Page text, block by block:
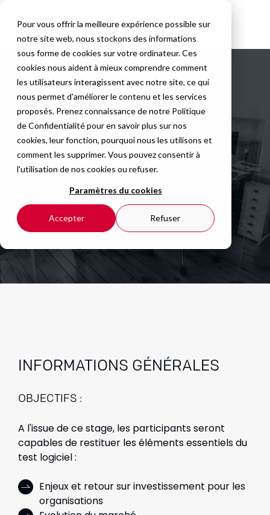
Pour vous offrir la meilleure expérience possible sur
notre site web, nous stockons des informations
sous forme de cookies sur votre ordinateur. Ces
cookies nous aident à mieux comprendre comment
les utilisateurs interagissent avec notre site, ce qui
nous permet d'améliorer le contenu et les services
proposés. Prenez connaissance de notre Politique
de Confidentialitépour en savoir plus sur nos
cookies, leur fonction, pourquoi nous les utilisons et
comment les supprimer. Vous pouvez consentir à
l'utilisation de nos cookies ou refuser.
Paramètres du cookies
Accepter Refuser
L'ESSENTIEL DU TEST
Adhésion au métier - Méthodes
INFORMATIONS GÉNÉRALES
OBJECTIFS :
A l'issue de ce stage, les participants seront
capables de restituer les éléments essentiels du
test logiciel :
Enjeux et retour sur investissement pour les
organisations